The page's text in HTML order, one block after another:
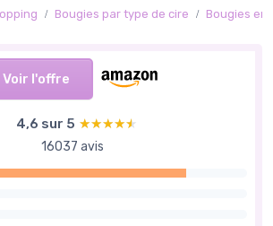
Bougies par type de cire Bougies en
Voir l'offre
4,6 sur 5 ★★★★★
★★★★★
16037 avis